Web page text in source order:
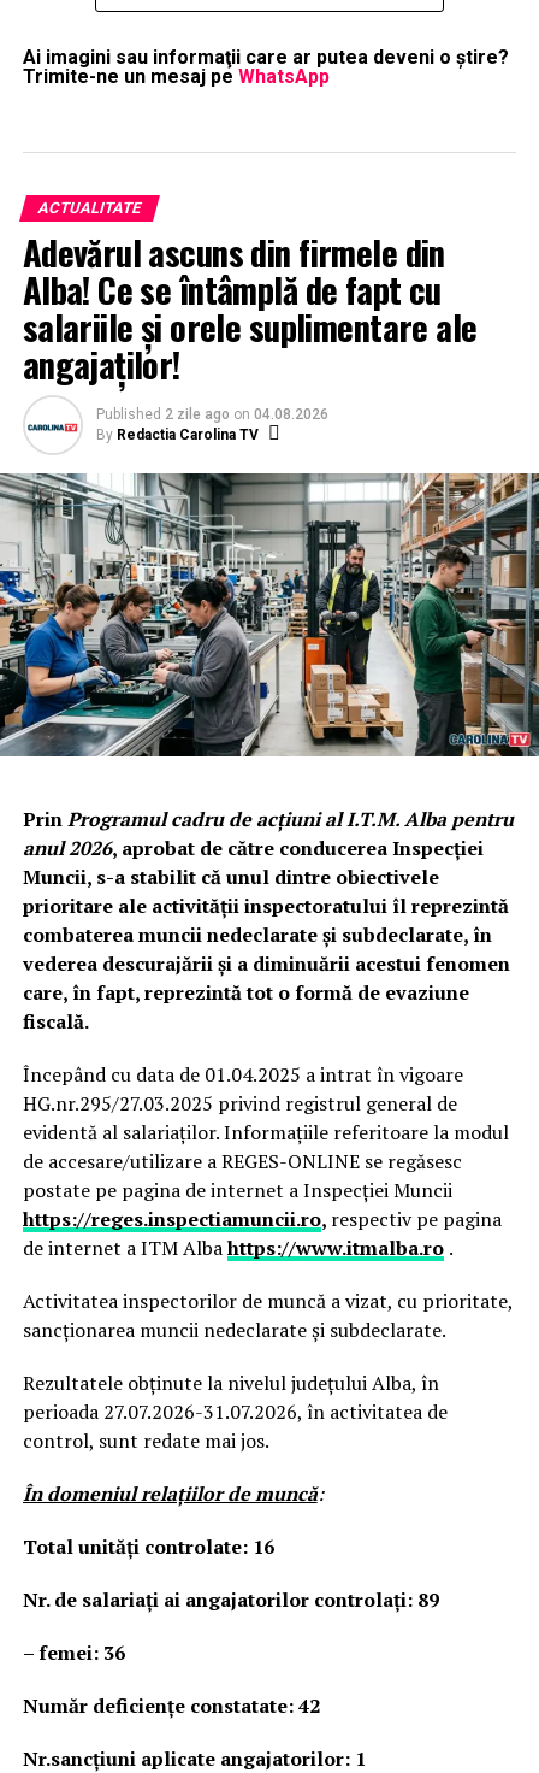
Ai imagini sau informaţii care ar putea deveni o ştire?
Trimite-ne un mesaj pe WhatsApp
ACTUALITATE
Adevărul ascuns din firmele din
Alba! Ce se întâmplă de fapt cu
salariile și orele suplimentare ale
angajaților!
Published 2 zile ago on 04.08.2026
By Redactia Carolina TV
PrinProgramul cadru de acțiuni al I.T.M. Alba pentru
anul 2026, aprobat de către conducerea Inspecției
Muncii, s-a stabilit că unul dintre obiectivele
prioritare ale activității inspectoratului îl reprezintă
combaterea muncii nedeclarate și subdeclarate, în
vederea descurajării și a diminuării acestui fenomen
care, în fapt, reprezintă tot o formă de evaziune
fiscală.
Începând cu data de 01.04.2025 a intrat în vigoare
HG.nr.295/27.03.2025 privind registrul general de
evidentă al salariaților. Informațiile referitoare la modul
de accesare/utilizare a REGES-ONLINE se regăsesc
postate pe pagina de internet a Inspecției Muncii
https://reges.inspectiamuncii.ro, respectiv pe pagina
de internet a ITM Albahttps://www.itmalba.ro .
Activitatea inspectorilor de muncă a vizat, cu prioritate,
sancționarea muncii nedeclarate și subdeclarate.
Rezultatele obținute la nivelul județului Alba, în
perioada 27.07.2026-31.07.2026, în activitatea de
control, sunt redate mai jos.
În domeniul relaţiilor de muncă:
Total unităţi controlate: 16
Nr. de salariați ai angajatorilor controlați: 89
– femei: 36
Număr deficienţe constatate: 42
Nr.sancțiuni aplicate angajatorilor: 1